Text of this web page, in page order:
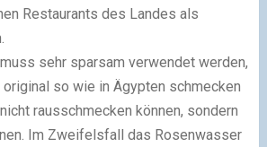
Restaurants des Landes als
sehr sparsam verwendet werden,
so wie in Ägypten schmecken
rausschmecken können, sondern
Im Zweifelsfall das Rosenwasser